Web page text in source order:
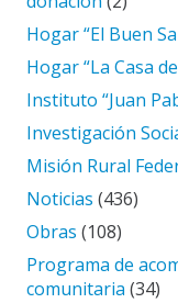
Hogar “El Buen
Hogar “La Casa
Instituto “Juan
Investigación
Misión Rural
Noticias (436)
Obras (108)
Programa de
comunitaria (34)